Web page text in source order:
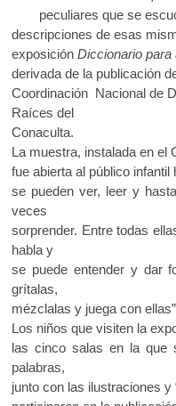
e
b
o
o
k
itt
er
at
s
A
p
peculiares que se
descripciones de esas
exposición Diccionario para
derivada de la publicación
Coordinación Nacional de
Raíces del
Conaculta.
La muestra, instalada en el
fue abierta al público
se pueden ver, leer y
veces
sorprender. Entre todas
habla y
se puede entender y dar
grítalas,
mézclalas y juega con
Los niños que visiten la
las cinco salas en la que
palabras,
junto con las ilustraciones y